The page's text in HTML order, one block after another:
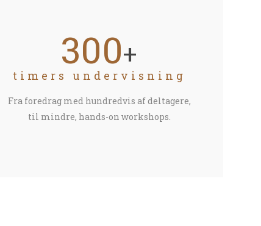
300+
timers undervisning
Fra foredrag med hundredvis af deltagere,
til mindre, hands-on workshops.